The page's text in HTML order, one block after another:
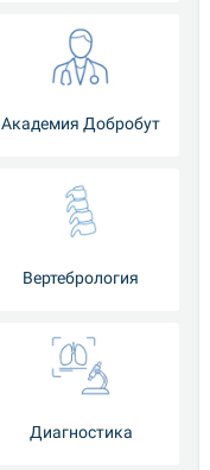
Академия Добробут
Вертебрология
Диагностика